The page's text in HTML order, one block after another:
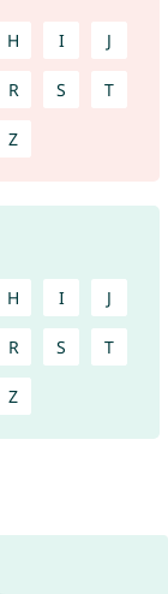
H I J
R S T
Z
H I J
R S T
Z